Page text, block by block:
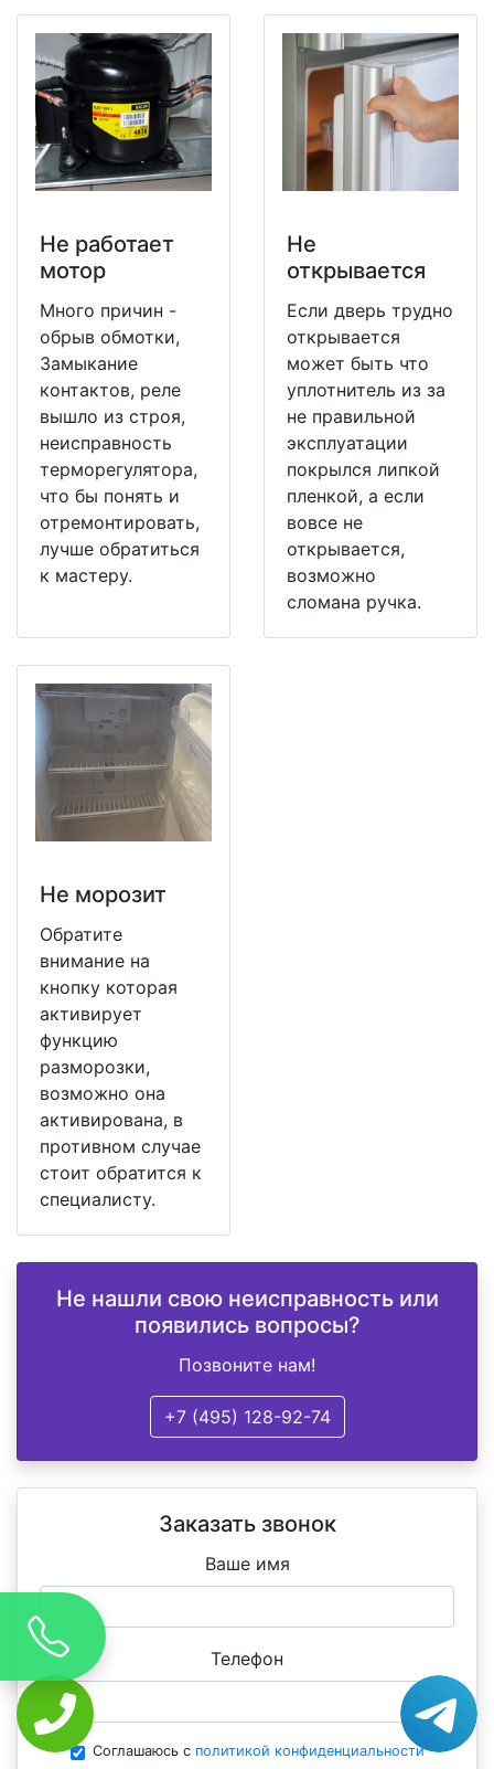
Не работает
мотор
Много причин -
обрыв обмотки,
Замыкание
контактов, реле
вышло из строя,
неисправность
терморегулятора,
что бы понять и
отремонтировать,
лучше обратиться
к мастеру.
Не
открывается
Если дверь трудно
открывается
может быть что
уплотнитель из за
не правильной
эксплуатации
покрылся липкой
пленкой, а если
вовсе не
открывается,
возможно
сломана ручка.
Не морозит
Обратите
внимание на
кнопку которая
активирует
функцию
разморозки,
возможно она
активирована, в
противном случае
стоит обратится к
специалисту.
Не нашли свою неисправность или
появились вопросы?
Позвоните нам!
+7 (495) 128-92-74
Заказать звонок
Ваше имя
Телефон
Соглашаюсь с политикой конфиденциальности